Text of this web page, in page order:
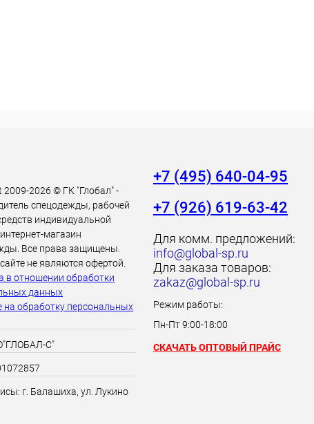
2009-2026 © ГК "Глобал" -
спецодежды, рабочей
индивидуальной
магазин
Все права защищены.
не являются офертой.
в отношении обработки
данных
на обработку персональных
С"
г. Балашиха, ул. Лукино
+7 (495) 640-04-95
+7 (926) 619-63-42
Для комм. предложений:
info@global-sp.ru
Для заказа товаров:
zakaz@global-sp.ru
Режим работы:
Пн-Пт 9:00-18:00
СКАЧАТЬ ОПТОВЫЙ ПРАЙС